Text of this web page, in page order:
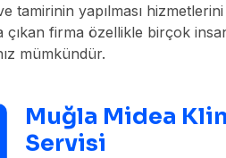
tamirinin yapılması
firma özellikle birçok
mümkündür.
Muğla Midea
Servisi